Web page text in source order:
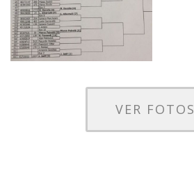
VER FOTOS